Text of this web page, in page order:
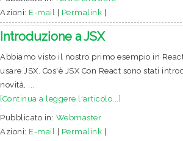
Azioni: E-mail Permalink
Introduzione a JSX
Abbiamo visto il nostro primo esempio in
usare JSX. Cos'è JSX Con React sono stati
novità, ...
[Continua a leggere l'articolo...]
Pubblicato in: Webmaster
Azioni: E-mail Permalink